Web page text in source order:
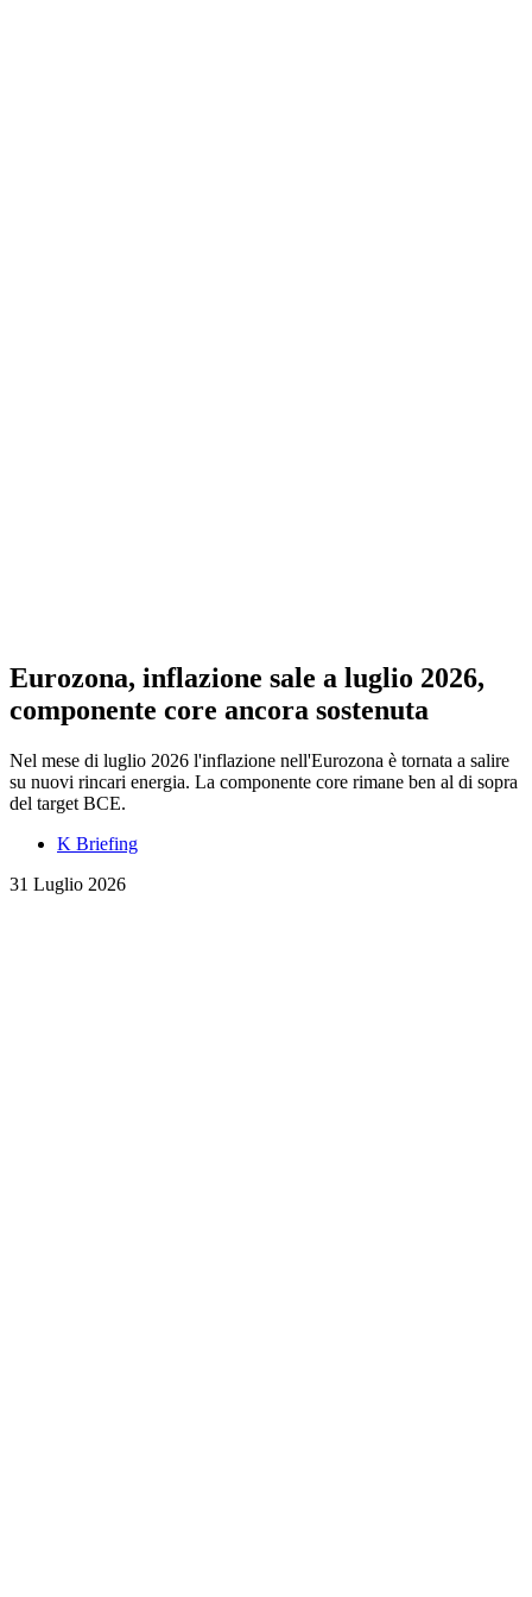
Eurozona, inflazione sale a luglio 2026,
componente core ancora sostenuta
Nel mese di luglio 2026 l'inflazione nell'Eurozona è tornata a salire
su nuovi rincari energia. La componente core rimane ben al di sopra
del target BCE.
K Briefing
31 Luglio 2026